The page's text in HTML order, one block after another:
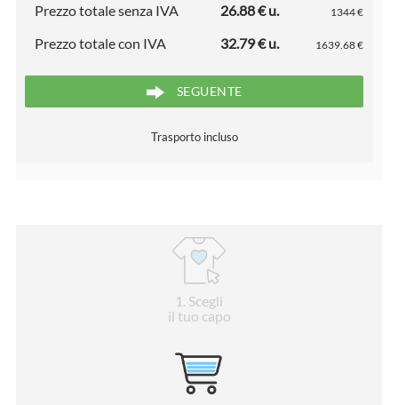
Prezzo totale senza IVA
26.88 € u. 1344 €
Prezzo totale con IVA 32.79 € u. 1639.68 €
SEGUENTE
Trasporto incluso
1 . Scegli
il tuo capo